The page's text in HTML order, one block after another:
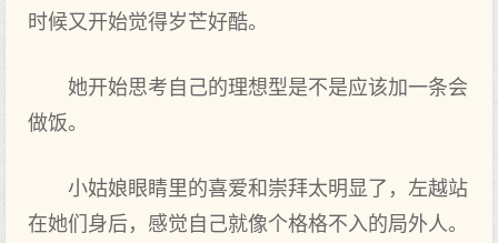
时候又开始觉得岁芒好酷。
她开始思考自己的理想型是不是应该加一条会
做饭。
小姑娘眼睛里的喜爱和崇拜太明显了，左越站
在她们身后，感觉自己就像个格格不入的局外人。